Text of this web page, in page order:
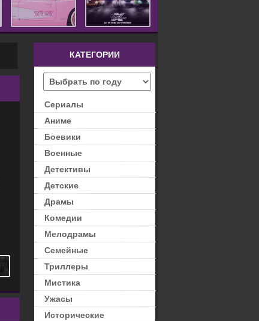
КАТЕГОРИИ
Сериалы
Аниме
Боевики
Военные
Детективы
Детские
Драмы
Комедии
Мелодрамы
Семейные
Триллеры
Мистика
Ужасы
Исторические